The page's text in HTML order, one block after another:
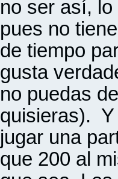
no ser así,
pues no
de tiempo
gusta
no puedas
quisieras).
jugar una
que 200 al